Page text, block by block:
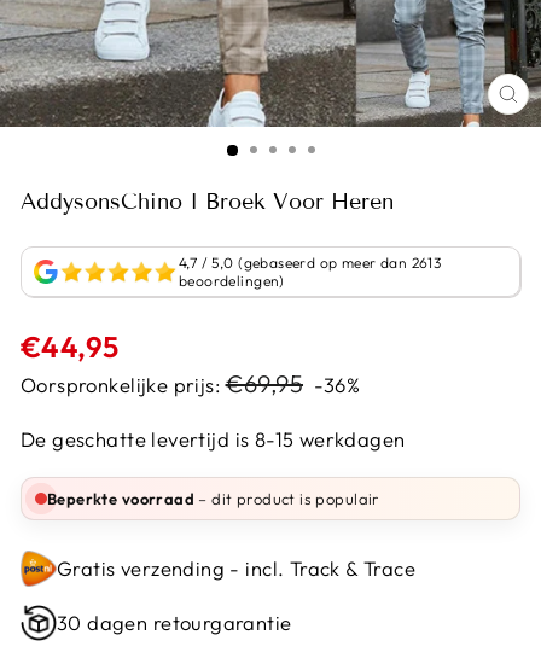
AddysonsChino I Broek Voor Heren
4,7 / 5,0 (gebaseerd op meer dan 2613
beoordelingen)
€44,95
Oorspronkelijke prijs: €69,95
Sale
-36%
De geschatte levertijd is 8-15 werkdagen
Beperkte voorraad – dit product is populair
Gratis verzending - incl. Track & Trace
30 dagen retourgarantie